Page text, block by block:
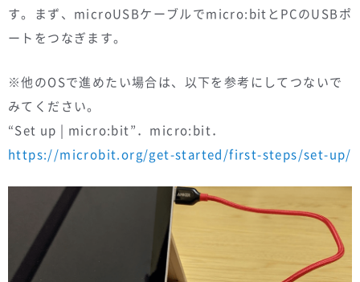
す。まず、microUSBケーブルでmicro:bitとPCのUSBポ
ートをつなぎます。
※他のOSで進めたい場合は、以下を参考にしてつないで
みてください。
“Set up | micro:bit”．micro:bit．
https://microbit.org/get-started/first-steps/set-up/